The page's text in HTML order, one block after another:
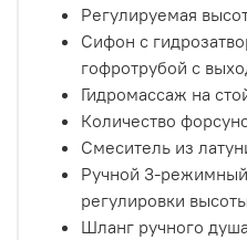
Регулируемая
Сифон с
гофротрубой с
Гидромассаж на
Количество
Смеситель из
Ручной 3-
регулировки высоты
Шланг ручного